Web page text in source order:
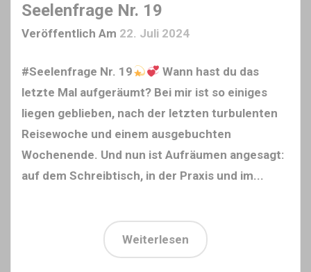
Seelenfrage Nr. 19
Veröffentlich Am 22. Juli 2024
#Seelenfrage Nr. 19
Wann hast du das
letzte Mal aufgeräumt? Bei mir ist so einiges
liegen geblieben, nach der letzten turbulenten
Reisewoche und einem ausgebuchten
Wochenende. Und nun ist Aufräumen angesagt:
auf dem Schreibtisch, in der Praxis und im...
Weiterlesen